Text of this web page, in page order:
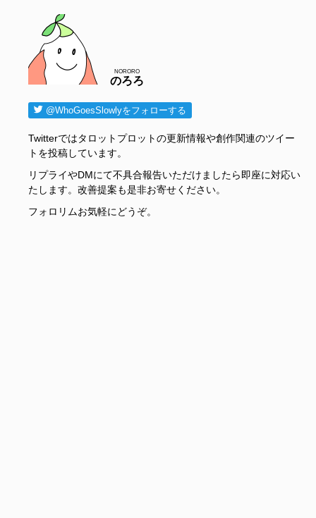
のろろ
NORORO
@WhoGoesSlowlyをフォローする
Twitterではタロットプロットの更新情報や創作関連のツイー
トを投稿しています。
リプライやDMにて不具合報告いただけましたら即座に対応い
たします。改善提案も是非お寄せください。
フォロリムお気軽にどうぞ。